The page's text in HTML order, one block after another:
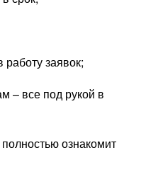
заявок;
– все под рукой в
ознакомит